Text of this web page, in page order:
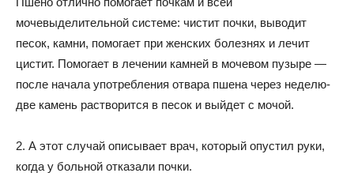
мочевыделительной системе: чистит почки, выводит
песок, камни, помогает при женских болезнях и лечит
цистит. Помогает в лечении камней в мочевом пузыре —
после начала употребления отвара пшена через неделю-
две камень растворится в песок и выйдет с мочой.
2. А этот случай описывает врач, который опустил руки,
когда у больной отказали почки.